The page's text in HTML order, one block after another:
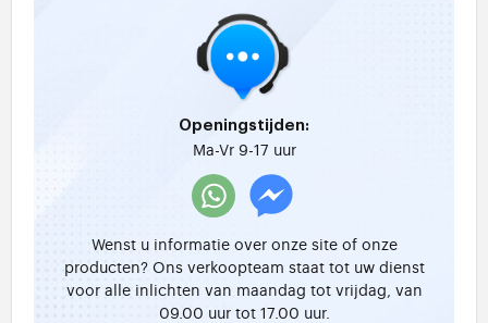
Openingstijden:
Ma-Vr 9-17 uur
Wenst u informatie over onze site of onze
producten? Ons verkoopteam staat tot uw dienst
voor alle inlichten van maandag tot vrijdag, van
09.00 uur tot 17.00 uur.